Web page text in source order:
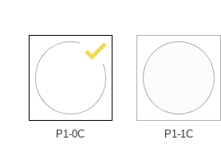
P1-0C P1-1C